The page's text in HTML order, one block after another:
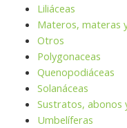
Liliáceas
Materos, materas
Otros
Polygonaceas
Quenopodiáceas
Solanáceas
Sustratos, abonos
Umbelíferas